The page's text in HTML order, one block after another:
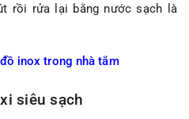
rồi rửa lại bằng nước sạch là
inox trong nhà tắm
siêu sạch